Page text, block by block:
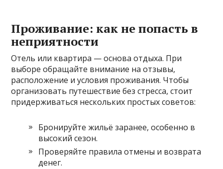
Проживание: как не попасть в
неприятности
Отель или квартира — основа отдыха. При
выборе обращайте внимание на отзывы,
расположение и условия проживания. Чтобы
организовать путешествие без стресса, стоит
придерживаться нескольких простых советов:
Бронируйте жильё заранее, особенно в
высокий сезон.
Проверяйте правила отмены и возврата
денег.